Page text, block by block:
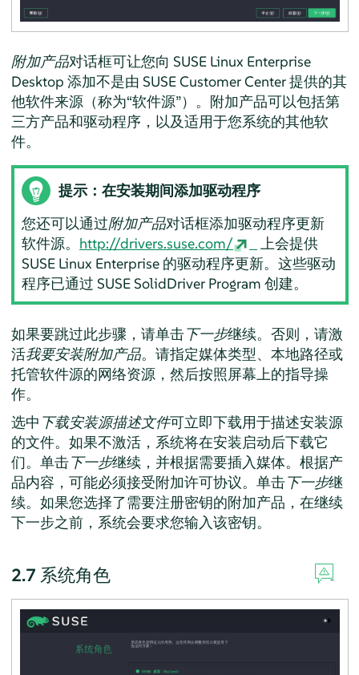
附加产品对话框可让您向 SUSE Linux Enterprise
Desktop 添加不是由 SUSE Customer Center 提供的其
他软件来源（称为“软件源”）。附加产品可以包括第
三方产品和驱动程序，以及适用于您系统的其他软
件。
提示：在安装期间添加驱动程序
您还可以通过附加产品对话框添加驱动程序更新
软件源。 http://drivers.suse.com/
上会提供
SUSE Linux Enterprise 的驱动程序更新。这些驱动
程序已通过 SUSE SolidDriver Program 创建。
如果要跳过此步骤，请单击下一步继续。否则，请激
活我要安装附加产品。请指定媒体类型、本地路径或
托管软件源的网络资源，然后按照屏幕上的指导操
作。
选中 下载安装源描述文件可立即下载用于描述安装源
的文件。如果不激活，系统将在安装启动后下载它
们。单击下一步继续，并根据需要插入媒体。根据产
品内容，可能必须接受附加许可协议。单击下一步继
续。如果您选择了需要注册密钥的附加产品，在继续
下一步之前，系统会要求您输入该密钥。
2.7 系统角色